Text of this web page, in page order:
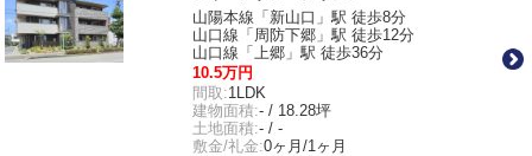
山陽本線「新山口」駅 徒歩8分
山口線「周防下郷」駅 徒歩12分
山口線「上郷」駅 徒歩36分
10.5万円
間取:1LDK
建物面積:- / 18.28坪
土地面積:- / -
敷金/礼金:0ヶ月/1ヶ月